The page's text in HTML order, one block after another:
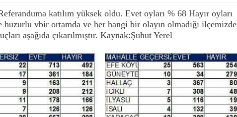
katılım yüksek oldu. Evet oyları % 68 Hayır oyları
vbir ortamda ve her hangi bir olayın olmadığı ilçemizde
aşağıda çıkarılmıştır. Kaynak:Şuhut Yerel